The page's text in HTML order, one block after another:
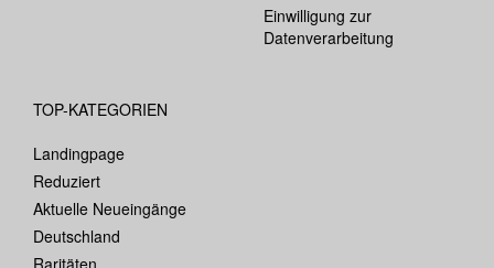
Einwilligung zur
Datenverarbeitung
TOP-KATEGORIEN
Landingpage
Reduziert
Aktuelle Neueingänge
Deutschland
Raritäten